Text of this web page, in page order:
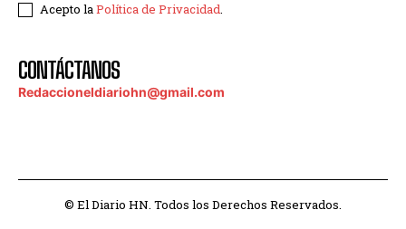
Acepto laPolítica de Privacidad.
CONTÁCTANOS
Redaccioneldiariohn@gmail.com
© El Diario HN. Todos los Derechos Reservados.